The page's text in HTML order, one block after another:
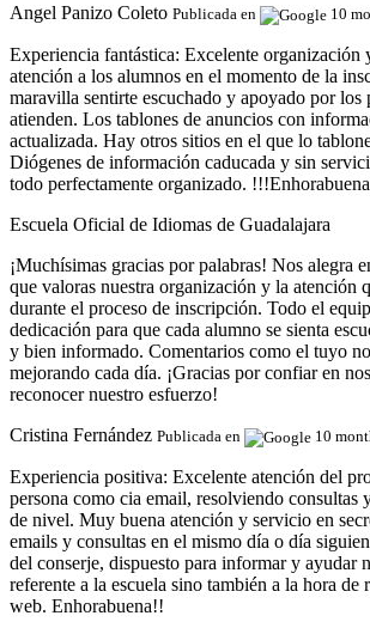
Angel Panizo Coleto Publicada en 10
Experiencia fantástica: Excelente organización
atención a los alumnos en el momento de la
maravilla sentirte escuchado y apoyado por los
atienden. Los tablones de anuncios con
actualizada. Hay otros sitios en el que lo
Diógenes de información caducada y sin
todo perfectamente organizado.
Escuela Oficial de Idiomas de Guadalajara
¡Muchísimas gracias por palabras! Nos alegra
que valoras nuestra organización y la atención
durante el proceso de inscripción. Todo el
dedicación para que cada alumno se sienta
y bien informado. Comentarios como el tuyo
mejorando cada día. ¡Gracias por confiar en
reconocer nuestro esfuerzo!
Cristina Fernández Publicada en 10
Experiencia positiva: Excelente atención del
persona como cia email, resolviendo consultas
de nivel. Muy buena atención y servicio en
emails y consultas en el mismo día o día
del conserje, dispuesto para informar y ayudar
referente a la escuela sino también a la hora de
web. Enhorabuena!!